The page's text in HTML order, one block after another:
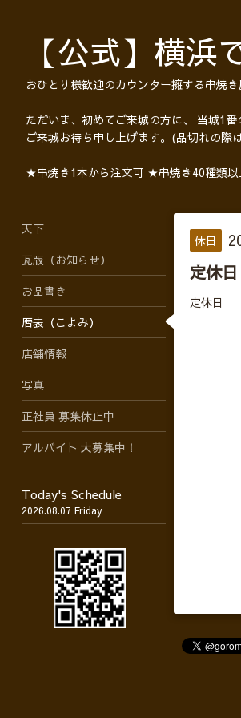
【公式】横
おひとり様歓迎のカウンター擁する串焼
ただいま、初めてご来城の方に、 当城1
ご来城お待ち申し上げます。(品切れの際
★串焼き1本から注文可 ★串焼き40種類
休日
定休日
定休日
天下
瓦版（お知らせ）
お品書き
暦表（こよみ）
店舗情報
写真
正社員 募集休止中
アルバイト 大募集中！
Today's Schedule
2026.08.07 Friday